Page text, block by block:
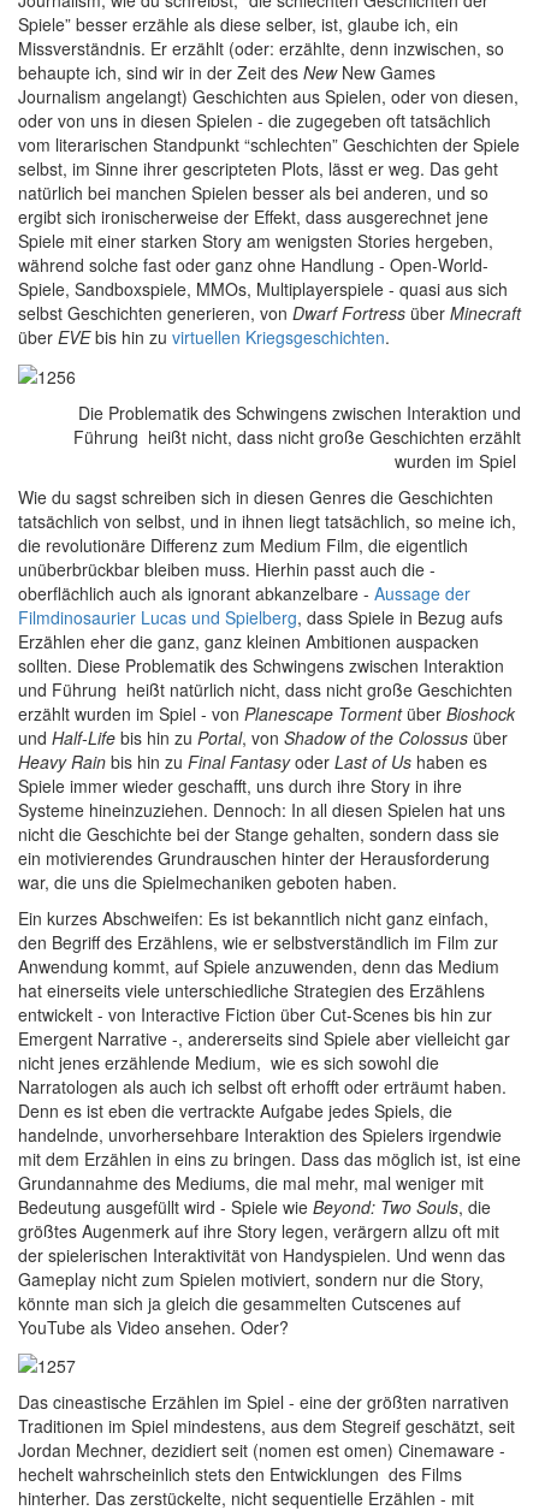
Spiele” besser erzähle als diese selber, ist, glaube ich, ein
Missverständnis. Er erzählt (oder: erzählte, denn inzwischen, so
behaupte ich, sind wir in der Zeit des NewNew Games
Journalism angelangt) Geschichten aus Spielen, oder von diesen,
oder von uns in diesen Spielen - die zugegeben oft tatsächlich
vom literarischen Standpunkt “schlechten” Geschichten der Spiele
selbst, im Sinne ihrer gescripteten Plots, lässt er weg. Das geht
natürlich bei manchen Spielen besser als bei anderen, und so
ergibt sich ironischerweise der Effekt, dass ausgerechnet jene
Spiele mit einer starken Story am wenigsten Stories hergeben,
während solche fast oder ganz ohne Handlung - Open-World-
Spiele, Sandboxspiele, MMOs, Multiplayerspiele - quasi aus sich
selbst Geschichten generieren, von Dwarf Fortress über Minecraft
über EVEbis hin zu virtuellen Kriegsgeschichten.
Die Problematik des Schwingens zwischen Interaktion und
Führung heißt nicht, dass nicht große Geschichten erzählt
wurden im Spiel
Wie du sagst schreiben sich in diesen Genres die Geschichten
tatsächlich von selbst, und in ihnen liegt tatsächlich, so meine ich,
die revolutionäre Differenz zum Medium Film, die eigentlich
unüberbrückbar bleiben muss. Hierhin passt auch die -
oberflächlich auch als ignorant abkanzelbare - Aussage der
Filmdinosaurier Lucas und Spielberg, dass Spiele in Bezug aufs
Erzählen eher die ganz, ganz kleinen Ambitionen auspacken
sollten. Diese Problematik des Schwingens zwischen Interaktion
und Führung heißt natürlich nicht, dass nicht große Geschichten
erzählt wurden im Spiel - von Planescape Tormentüber Bioshock
und Half-Life bis hin zu Portal, von Shadow of the Colossus über
Heavy Rain bis hin zu Final Fantasyoder Last of Us haben es
Spiele immer wieder geschafft, uns durch ihre Story in ihre
Systeme hineinzuziehen. Dennoch: In all diesen Spielen hat uns
nicht die Geschichte bei der Stange gehalten, sondern dass sie
ein motivierendes Grundrauschen hinter der Herausforderung
war, die uns die Spielmechaniken geboten haben.
Ein kurzes Abschweifen: Es ist bekanntlich nicht ganz einfach,
den Begriff des Erzählens, wie er selbstverständlich im Film zur
Anwendung kommt, auf Spiele anzuwenden, denn das Medium
hat einerseits viele unterschiedliche Strategien des Erzählens
entwickelt - von Interactive Fiction über Cut-Scenes bis hin zur
Emergent Narrative -, andererseits sind Spiele aber vielleicht gar
nicht jenes erzählende Medium, wie es sich sowohl die
Narratologen als auch ich selbst oft erhofft oder erträumt haben.
Denn es ist eben die vertrackte Aufgabe jedes Spiels, die
handelnde, unvorhersehbare Interaktion des Spielers irgendwie
mit dem Erzählen in eins zu bringen. Dass das möglich ist, ist eine
Grundannahme des Mediums, die mal mehr, mal weniger mit
Bedeutung ausgefüllt wird - Spiele wie Beyond: Two Souls, die
größtes Augenmerk auf ihre Story legen, verärgern allzu oft mit
der spielerischen Interaktivität von Handyspielen. Und wenn das
Gameplay nicht zum Spielen motiviert, sondern nur die Story,
könnte man sich ja gleich die gesammelten Cutscenes auf
YouTube als Video ansehen. Oder?
Das cineastische Erzählen im Spiel - eine der größten narrativen
Traditionen im Spiel mindestens, aus dem Stegreif geschätzt, seit
Jordan Mechner, dezidiert seit (nomen est omen) Cinemaware -
hechelt wahrscheinlich stets den Entwicklungen des Films
hinterher. Das zerstückelte, nicht sequentielle Erzählen - mit